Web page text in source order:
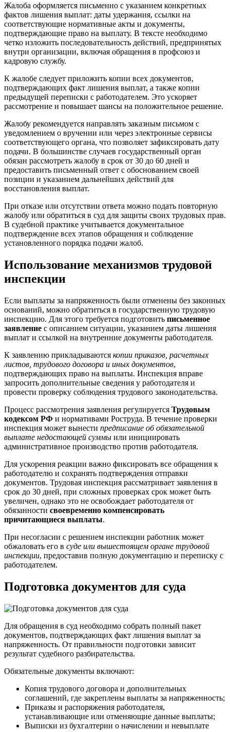
Жалоба оформляется письменно с указанием конкретных
фактов лишения выплат: даты удержания, ссылки на
соответствующие нормативные акты и документы,
подтверждающие право на выплату. В тексте необходимо
четко изложить последовательность действий, предпринятых
внутри организации, включая обращения в профсоюз и
кадровую службу.
К жалобе следует приложить копии всех документов,
подтверждающих факт лишения выплат, а также копии
предыдущей переписки с работодателем. Это ускоряет
рассмотрение и повышает шансы на положительное решение.
Жалобу рекомендуется направлять заказным письмом с
уведомлением о вручении или через электронные сервисы
соответствующего органа, что позволяет зафиксировать дату
подачи. В большинстве случаев государственный орган
обязан рассмотреть жалобу в срок от 30 до 60 дней и
предоставить письменный ответ с обоснованием своей
позиции и указанием дальнейших действий для
восстановления выплат.
При отказе или отсутствии ответа можно подать повторную
жалобу или обратиться в суд для защиты своих трудовых прав.
В судебной практике учитывается документальное
подтверждение всех этапов обращения и соблюдение
установленного порядка подачи жалоб.
Использование механизмов трудовой
инспекции
Если выплаты за напряженность были отменены без законных
оснований, можно обратиться в государственную трудовую
инспекцию. Для этого требуется подготовить письменное
заявление с описанием ситуации, указанием даты лишения
выплат и ссылкой на внутренние документы работодателя.
К заявлению прикладываются копии приказов, расчетных
листов, трудового договора и иных документов,
подтверждающих право на выплаты. Инспекция вправе
запросить дополнительные сведения у работодателя и
провести проверку соблюдения трудового законодательства.
Процесс рассмотрения заявления регулируется Трудовым
кодексом РФ и нормативами Роструда. В течение проверки
инспекция может вынести предписание об обязательной
выплате недостающей суммы или инициировать
административное производство против работодателя.
Для ускорения реакции важно фиксировать все обращения к
работодателю и сохранять подтверждения отправки
документов. Трудовая инспекция рассматривает заявления в
срок до 30 дней, при сложных проверках срок может быть
увеличен, однако это не освобождает работодателя от
обязанности своевременно компенсировать
причитающиеся выплаты.
При несогласии с решением инспекции работник может
обжаловать его в суде или вышестоящем органе трудовой
инспекции, предоставив полную документацию и переписку с
работодателем.
Подготовка документов для суда
Для обращения в суд необходимо собрать полный пакет
документов, подтверждающих факт лишения выплат за
напряженность. От правильности подготовки зависит
результат судебного разбирательства.
Обязательные документы включают:
Копия трудового договора и дополнительных
соглашений, где закреплены выплаты за напряженность;
Приказы и распоряжения работодателя,
устанавливающие или отменяющие данные выплаты;
Выписки из бухгалтерии о начислении и невыплате